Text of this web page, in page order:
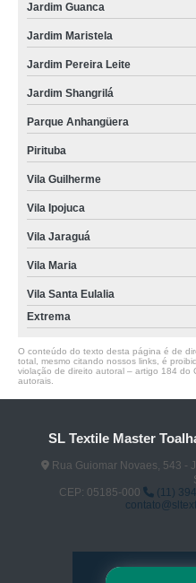
Jardim Guanca
Jardim Maristela
Jardim Pereira Leite
Jardim Shangrilá
Parque Anhangüera
Pirituba
Vila Guilherme
Vila Ipojuca
Vila Jaraguá
Vila Maria
Vila Santa Eulalia
Extrema
O conteúdo do texto desta página é de
total, mesmo citando nossos links, é
violação de direito autoral – artigo 184 do
autorais
SL Textile Master
Rua Guiomar Novaes, 543 -
CEP: 05185-000
(11)